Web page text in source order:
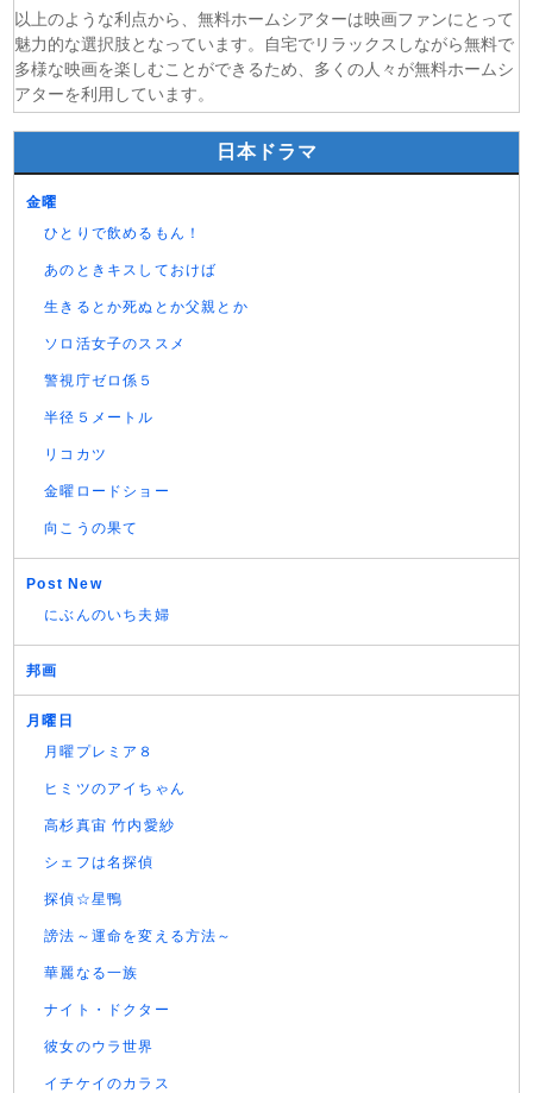
以上のような利点から、無料ホームシアターは映画ファンにとって
魅力的な選択肢となっています。自宅でリラックスしながら無料で
多様な映画を楽しむことができるため、多くの人々が無料ホームシ
アターを利用しています。
日本ドラマ
金曜
ひとりで飲めるもん！
あのときキスしておけば
生きるとか死ぬとか父親とか
ソロ活女子のススメ
警視庁ゼロ係５
半径５メートル
リコカツ
金曜ロードショー
向こうの果て
Post New
にぶんのいち夫婦
邦画
月曜日
月曜プレミア８
ヒミツのアイちゃん
高杉真宙 竹内愛紗
シェフは名探偵
探偵☆星鴨
謗法～運命を変える方法～
華麗なる一族
ナイト・ドクター
彼女のウラ世界
イチケイのカラス